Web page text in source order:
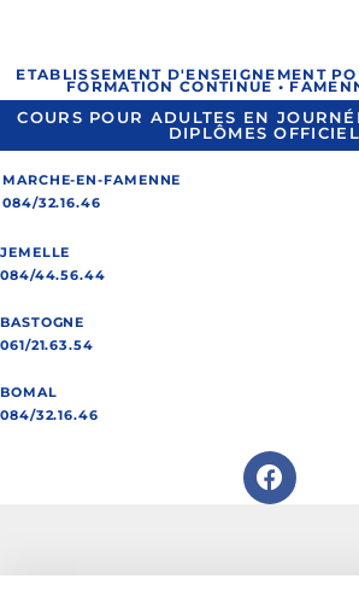
ETABLISSEMENT D'ENSEIGNEMENT
FORMATION CONTINUE •
COURS POUR ADULTES EN
DIPLÔMES
MARCHE-EN-FAMENNE
084/32.16.46
JEMELLE
084/44.56.44
BASTOGNE
061/21.63.54
BOMAL
084/32.16.46